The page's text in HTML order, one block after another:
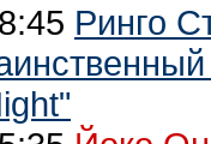
Ринго